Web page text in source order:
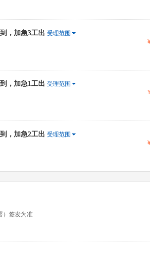
，加急3工出 受理范围
，加急1工出 受理范围
，加急2工出 受理范围
）签发为准